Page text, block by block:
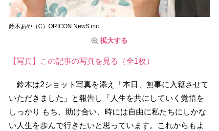
鈴木あや（C）ORICON NewS inc.
拡大する
【写真】この記事の写真を見る（全1枚）
鈴木は2ショット写真を添え「本日、無事に入籍させて
いただきました」と報告し「人生を共にしていく覚悟を
しっかり もち、助け合い、時には自由に私たちにしかな
い人生を歩んで行きたいと思っています。これからもよ